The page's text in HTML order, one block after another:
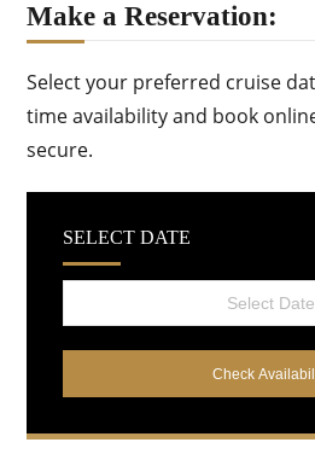
Make a Reservation:
Select your preferred cruise
time availability and book
secure.
SELECT DATE